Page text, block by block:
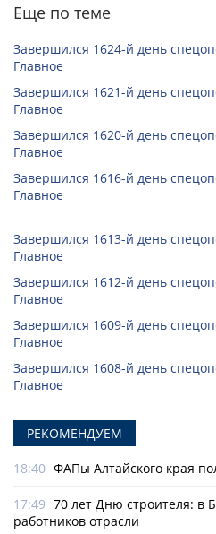
Еще по теме
Завершился 1624-й день
Главное
Завершился 1621-й день
Главное
Завершился 1620-й день
Главное
Завершился 1616-й день
Главное
Завершился 1613-й день
Главное
Завершился 1612-й день
Главное
Завершился 1609-й день
Главное
Завершился 1608-й день
Главное
РЕКОМЕНДУЕМ
18:40 ФАПы Алтайского края
17:49 70 лет Дню строителя: в
работников отрасли